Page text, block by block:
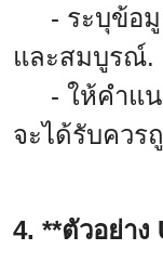
- ระบุข้อมู
และสมบูรณ์.
- ให้คำแน
จะได้รับควร
4. **ตัวอย่าง